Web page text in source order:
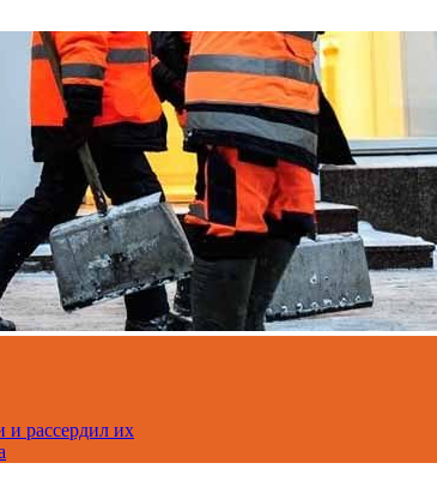
и рассердил их